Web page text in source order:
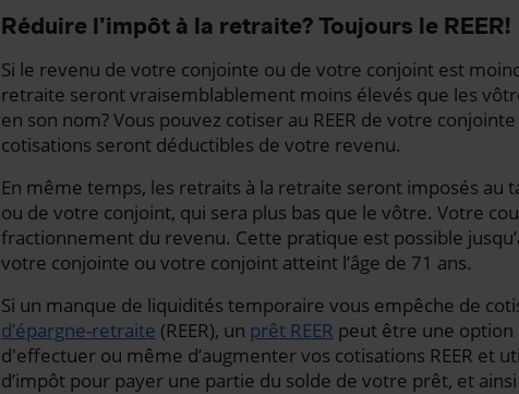
Réduire l'impôt à la retraite? Toujours le REER!
Si le revenu de votre conjointe ou de votre conjoint est
retraite seront vraisemblablement moins élevés que les
en son nom? Vous pouvez cotiser au REER de votre
cotisations seront déductibles de votre revenu.
En même temps, les retraits à la retraite seront imposés au
ou de votre conjoint, qui sera plus bas que le vôtre. Votre
fractionnement du revenu. Cette pratique est possible
votre conjointe ou votre conjoint atteint l’âge de 71 ans.
Si un manque de liquidités temporaire vous empêche de
d’épargne-retraite (REER), un prêt REER peut être une
d'effectuer ou même d’augmenter vos cotisations REER et
d’impôt pour payer une partie du solde de votre prêt, et